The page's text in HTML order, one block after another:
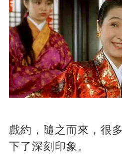
戲約，隨之而來，很
下了深刻印象。